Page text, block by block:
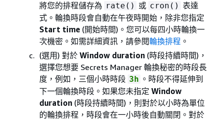
將您的排程儲存為 rate() 或 cron() 表達
式。輪換時段會自動在午夜時開始，除非您指定
Start time (開始時間)。您可以每四小時輪換一
次機密。如需詳細資訊，請參閱輪換排程 。
(選用) 對於 Window duration (時段持續時間)，
選擇您想要 Secrets Manager 輪換秘密的時段長
度，例如，三個小時時段 3h 。時段不得延伸到
下一個輪換時段。如果您未指定 Window
duration (時段持續時間)，則對於以小時為單位
的輪換排程，時段會在一小時後自動關閉。對於